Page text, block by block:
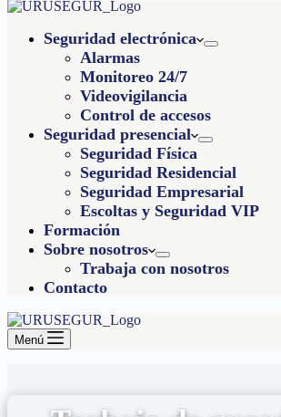
Seguridad electrónica
Alarmas
Monitoreo 24/7
Videovigilancia
Control de accesos
Seguridad presencial
Seguridad Física
Seguridad Residencial
Seguridad Empresarial
Escoltas y Seguridad VIP
Formación
Sobre nosotros
Trabaja con nosotros
Contacto
Menú